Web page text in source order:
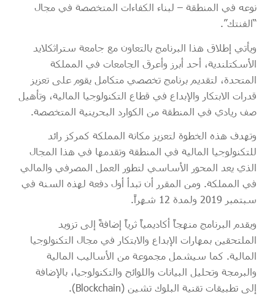
نوعه في المنطقة – لبناء الكفاءات المتخصصة في مجال
“الفنتك”.
ويأتي إطلاق هذا البرنامج بالتعاون مع جامعة ستراثكلايد
الأسكتلندية، أحد أبرز وأعرق الجامعات في المملكة
المتحدة، لتقديم برنامج تخصصي متكامل يقوم على تعزيز
قدرات الابتكار والإبداع في قطاع التكنولوجيا المالية، وتأهيل
صف ريادي في المنطقة من الكوارد البحرينية المتخصصة.
وتهدف هذه الخطوة لتعزيز مكانة المملكة كمركز رائد
للتكنولوجيا المالية في المنطقة وتقدمها في هذا المجال
الذي يعد المحور الأساسي لتطور العمل المصرفي والمالي
في المملكة. ومن المقرر أن تبدأ أول دفعة لهذه السنة في
سبتمبر 2019 ولمدة 12 شهراً.
ويقدم البرنامج منهجاً أكاديمياً ثرياً إضافةً إلى تزويد
الملتحقين بمهارات الإبداع والابتكار في مجال التكنولوجيا
المالية. كما سيشمل مجموعة من الأساليب المالية
والبرمجة وتحليل البيانات واللوائح والتكنولوجيا، بالإضافة
إلى تطبيقات تقنية البلوك تشين (Blockchain).